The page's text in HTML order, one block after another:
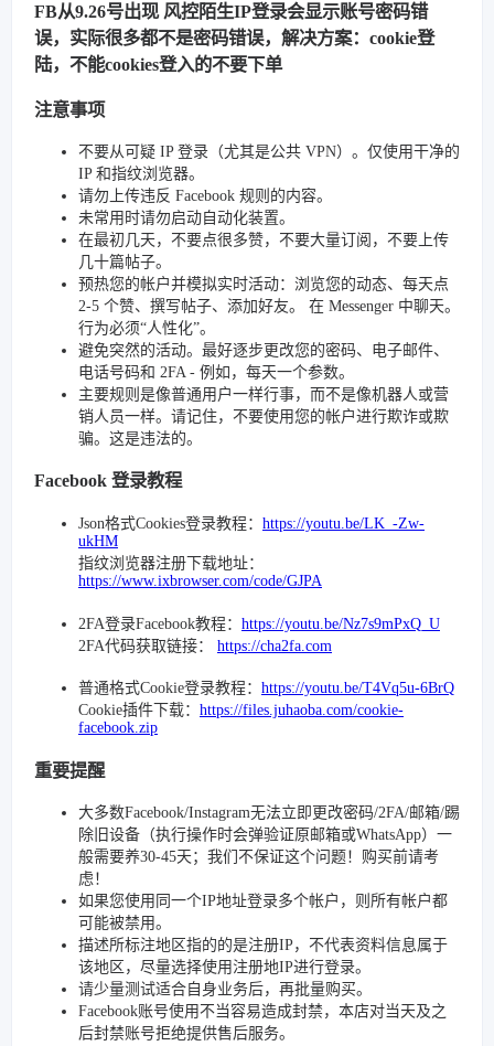
FB从9.26号出现 风控陌生IP登录会显示账号密码错
误，实际很多都不是密码错误，解决方案：cookie登
陆，不能cookies登入的不要下单
注意事项
不要从可疑 IP 登录（尤其是公共 VPN）。仅使用干净的
IP 和指纹浏览器。
请勿上传违反 Facebook 规则的内容。
未常用时请勿启动自动化装置。
在最初几天，不要点很多赞，不要大量订阅，不要上传
几十篇帖子。
预热您的帐户并模拟实时活动：浏览您的动态、每天点
2-5 个赞、撰写帖子、添加好友。 在 Messenger 中聊天。
行为必须“人性化”。
避免突然的活动。最好逐步更改您的密码、电子邮件、
电话号码和 2FA - 例如，每天一个参数。
主要规则是像普通用户一样行事，而不是像机器人或营
销人员一样。请记住，不要使用您的帐户进行欺诈或欺
骗。这是违法的。
Facebook 登录教程
Json格式Cookies登录教程： https://youtu.be/LK_-Zw-
ukHM
指纹浏览器注册下载地址：
https://www.ixbrowser.com/code/GJPA
2FA登录Facebook教程： https://youtu.be/Nz7s9mPxQ_U
2FA代码获取链接： https://cha2fa.com
普通格式Cookie登录教程： https://youtu.be/T4Vq5u-6BrQ
Cookie插件下载： https://files.juhaoba.com/cookie-
facebook.zip
重要提醒
大多数Facebook/Instagram无法立即更改密码/2FA/邮箱/踢
除旧设备（执行操作时会弹验证原邮箱或WhatsApp）一
般需要养30-45天；我们不保证这个问题！购买前请考
虑！
如果您使用同一个IP地址登录多个帐户，则所有帐户都
可能被禁用。
描述所标注地区指的的是注册IP，不代表资料信息属于
该地区，尽量选择使用注册地IP进行登录。
请少量测试适合自身业务后，再批量购买。
Facebook账号使用不当容易造成封禁，本店对当天及之
后封禁账号拒绝提供售后服务。